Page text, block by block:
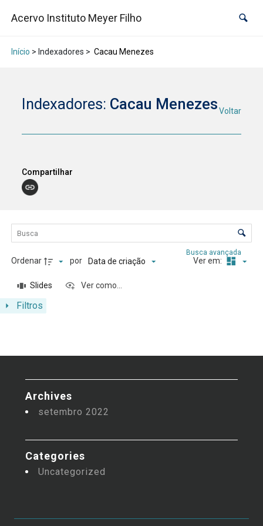
Acervo Instituto Meyer Filho
Início > Indexadores > Cacau Menezes
Indexadores: Cacau MenezesVoltar
Compartilhar
Lista de itens
Controle de ordenação e visualização
Filtros
Busca avançada
Ordenar por Data de criação Ver em:
Slides Ver como...
Archives
setembro 2022
Categories
Uncategorized